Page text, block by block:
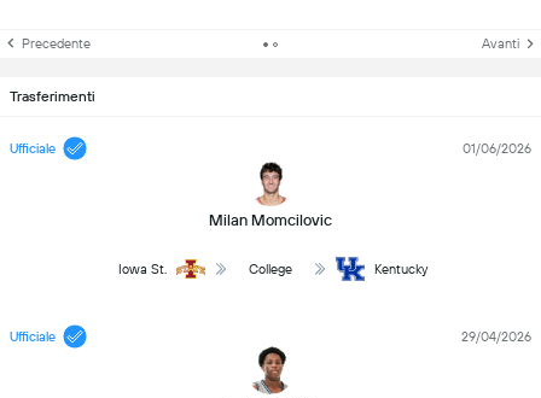
Precedente Avanti
Trasferimenti
Ufficiale
Milan Momcilovic
01/06/2026
Iowa St. College Kentucky
Ufficiale 29/04/2026